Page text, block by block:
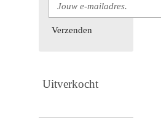
Verzenden
Uitverkocht